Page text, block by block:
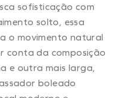
sofisticação com
solto, essa
o movimento natural
conta da composição
e outra mais larga,
boleado